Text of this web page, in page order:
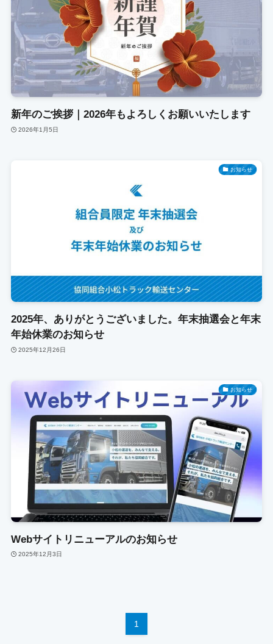
新年のご挨拶｜2026年もよろしくお願いいたします
2026年1月5日
お知らせ
2025年、ありがとうございました。年末抽選会と年末
年始休業のお知らせ
2025年12月26日
お知らせ
Webサイトリニューアルのお知らせ
2025年12月3日
1